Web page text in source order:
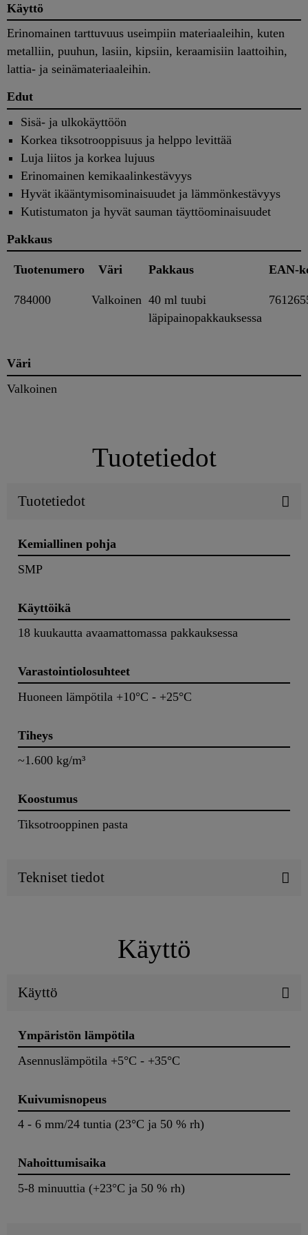
Käyttö
Erinomainen tarttuvuus useimpiin materiaaleihin, kuten
metalliin, puuhun, lasiin, kipsiin, keraamisiin laattoihin,
lattia- ja seinämateriaaleihin.
Edut
Sisä- ja ulkokäyttöön
Korkea tiksotrooppisuus ja helppo levittää
Luja liitos ja korkea lujuus
Erinomainen kemikaalinkestävyys
Hyvät ikääntymisominaisuudet ja lämmönkestävyys
Kutistumaton ja hyvät sauman täyttöominaisuudet
Pakkaus
Tuotenumero Väri Pakkaus EAN-
784000 Valkoinen 40 ml tuubi
läpipainopakkauksessa
Väri
Valkoinen
Tuotetiedot
Tuotetiedot
Kemiallinen pohja
SMP
Käyttöikä
18 kuukautta avaamattomassa pakkauksessa
Varastointiolosuhteet
Huoneen lämpötila +10°C - +25°C
Tiheys
~1.600 kg/m³
Koostumus
Tiksotrooppinen pasta
Tekniset tiedot
Käyttö
Käyttö
Ympäristön lämpötila
Asennuslämpötila +5°C - +35°C
Kuivumisnopeus
4 - 6 mm/24 tuntia (23°C ja 50 % rh)
Nahoittumisaika
5-8 minuuttia (+23°C ja 50 % rh)